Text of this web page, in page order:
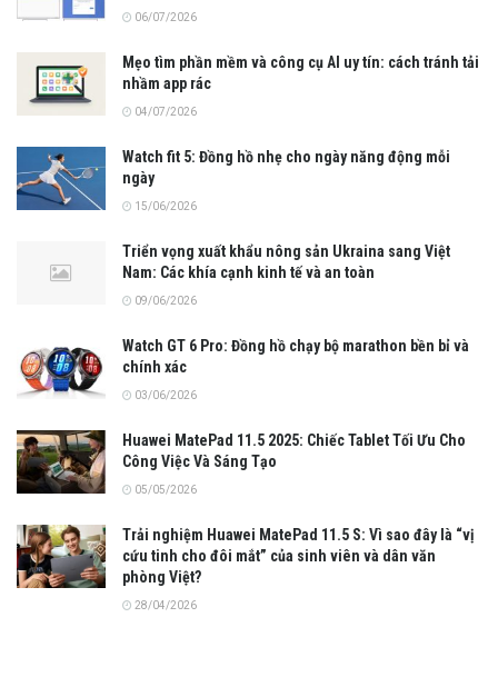
06/07/2026
Mẹo tìm phần mềm và công cụ AI uy tín: cách tránh tải
nhầm app rác
04/07/2026
Watch fit 5: Đồng hồ nhẹ cho ngày năng động mỗi
ngày
15/06/2026
Triển vọng xuất khẩu nông sản Ukraina sang Việt
Nam: Các khía cạnh kinh tế và an toàn
09/06/2026
Watch GT 6 Pro: Đồng hồ chạy bộ marathon bền bỉ và
chính xác
03/06/2026
Huawei MatePad 11.5 2025: Chiếc Tablet Tối Ưu Cho
Công Việc Và Sáng Tạo
05/05/2026
Trải nghiệm Huawei MatePad 11.5 S: Vì sao đây là “vị
cứu tinh cho đôi mắt” của sinh viên và dân văn
phòng Việt?
28/04/2026